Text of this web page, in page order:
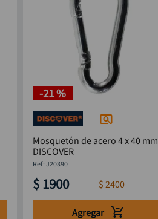
-21 %
Mosquetón de acero 4 x 40 mm
DISCOVER
: J20390
$ 1900 $2400
Agregar